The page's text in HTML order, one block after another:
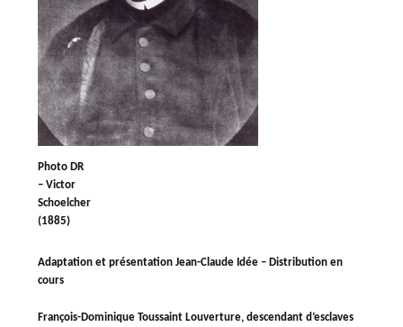
Photo DR
– Victor
Schoelcher
(1885)
Adaptation et présentation Jean-Claude Idée – Distribution en
cours
François-Dominique Toussaint Louverture, descendant d’esclaves